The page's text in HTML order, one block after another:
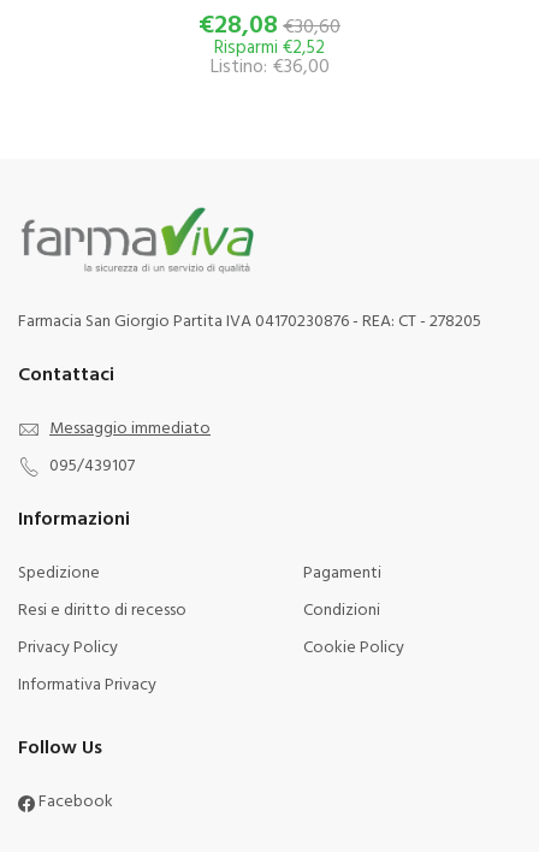
€28,08 €30,60
Risparmi €2,52
Listino: €36,00
Farmacia San Giorgio Partita IVA 04170230876 - REA: CT - 278205
Contattaci
Messaggio immediato
095/439107
Informazioni
Spedizione
Pagamenti
Resi e diritto di recesso
Condizioni
Privacy Policy
Cookie Policy
Informativa Privacy
Follow Us
Facebook